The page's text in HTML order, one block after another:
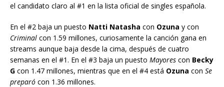
el candidato claro al #1 en la lista oficial de singles española.
En el #2 baja un puesto Natti Natasha con Ozuna y con
Criminal con 1.59 millones, curiosamente la canción gana en
streams aunque baja desde la cima, después de cuatro
semanas en el #1. En el #3 baja un puesto Mayores con Becky
G con 1.47 millones, mientras que en el #4 está Ozuna con Se
preparó con 1.36 millones.